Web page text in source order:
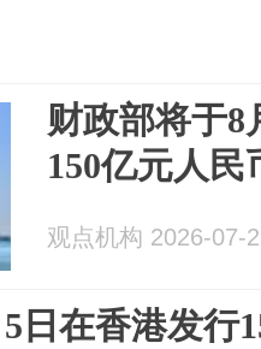
财政部将于8
150亿元人民
观点机构 2026-07-
日在香港发行